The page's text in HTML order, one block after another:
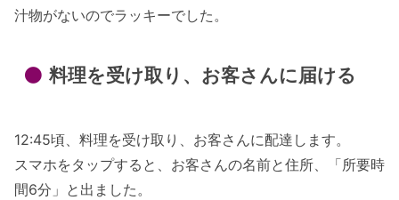
汁物がないのでラッキーでした。
料理を受け取り、お客さんに届ける
12:45頃、料理を受け取り、お客さんに配達します。
スマホをタップすると、お客さんの名前と住所、「所要時
間6分」と出ました。